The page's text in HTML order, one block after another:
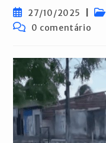
Post
publicado:
27/10/2025
Comentários
0 comentário